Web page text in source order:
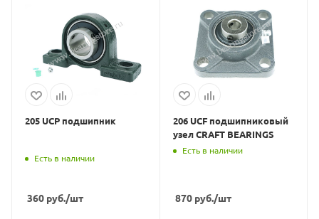
205 UCP подшипник
Есть в наличии
360 руб./шт
206 UCF подшипниковый
узел CRAFT BEARINGS
Есть в наличии
870руб./шт